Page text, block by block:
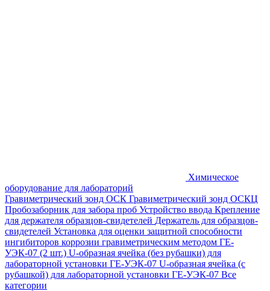
Химическое
оборудование для лабораторий
Гравиметрический зонд ОСК Гравиметрический зонд ОСКЦ
Пробозаборник для забора проб Устройство ввода Крепление
для держателя образцов-свидетелей Держатель для образцов-
свидетелей Установка для оценки защитной способности
ингибиторов коррозии гравиметрическим методом ГЕ-
УЭК-07 (2 шт.) U-образная ячейка (без рубашки) для
лабораторной установки ГЕ-УЭК-07 U-образная ячейка (с
рубашкой) для лабораторной установки ГЕ-УЭК-07 Все
категории